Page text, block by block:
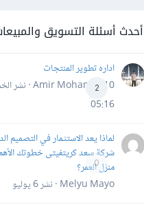
أحدث أسئلة التسويق
2
اداره تطوير المنتجات
Amir Mohamed10 · نشر
05:16
0
لماذا يعد الاستثمار في التصميم
شركة سعد كريتفيتى خطوتك
منزل العمر؟
Melyu Mayo · نشر
6 يوليو